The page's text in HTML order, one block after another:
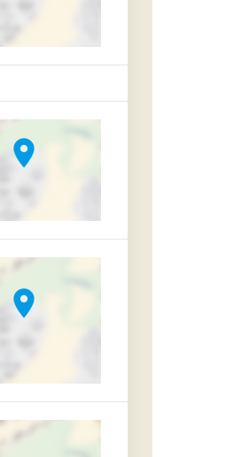
location_on
location_on